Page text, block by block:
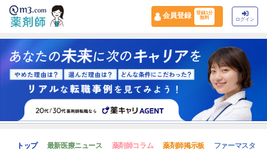
会員登録
登録1分
無料
ログイン
トップ 最新医療ニュース 薬剤師コラム 薬剤師掲示板 ファーマスタイ